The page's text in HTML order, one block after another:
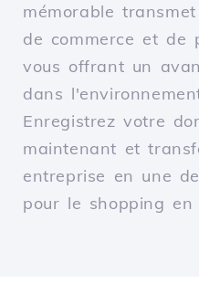
mémorable
de commerce et de
vous offrant un
dans
Enregistrez votre
maintenant et
entreprise en une
pour le shopping en